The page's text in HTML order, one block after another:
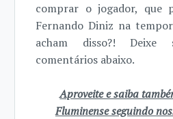
comprar o jogador, que
Fernando Diniz na
acham disso?! Deixe
comentários abaixo.
Aproveite e saiba
Fluminense seguindo